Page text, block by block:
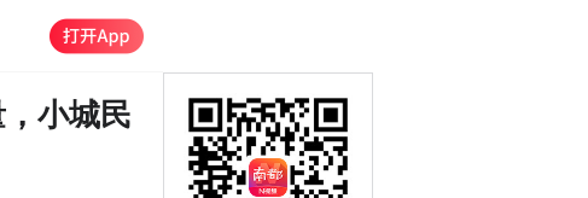
小城民